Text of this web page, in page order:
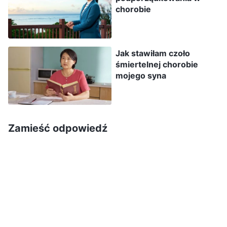
śmierci. Bez względu na to, jak bardzo cierpisz,
nie podporządkujesz się, jeśli boisz się śmierci.
przyjąć, by nie bać się śmierci? Jeśli twoja
choroba powoduje zagrożenie życia, wskaźnik
śmiertelności jest wysoki niezależnie od wieku
osoby chorej i okres między zachorowaniem a
zgonem jest bardzo krótki, co powinieneś
chorobie
Jak stawiłam czoło
śmiertelnej chorobie
mojego syna
Zamieść odpowiedź